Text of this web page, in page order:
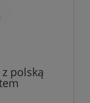
polską